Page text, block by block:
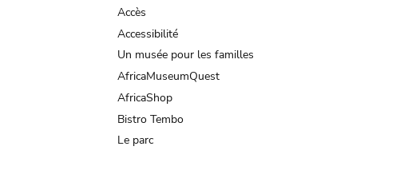
Accès
Accessibilité
Un musée pour les familles
AfricaMuseumQuest
AfricaShop
Bistro Tembo
Le parc